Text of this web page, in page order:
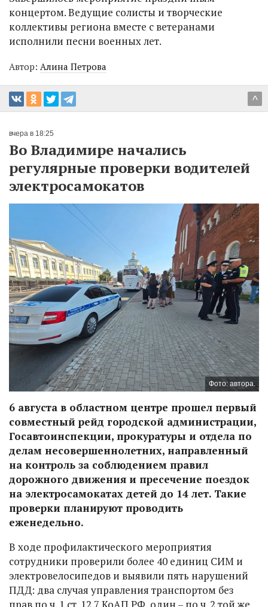
концертом. Ведущие солисты и творческие
коллективы региона вместе с ветеранами
исполнили песни военных лет.
Автор: Алина Петрова
^
вчера в 18:25
Во Владимире начались
регулярные проверки водителей
электросамокатов
Фото: автора.
6 августа в областном центре прошел первый
совместный рейд городской администрации,
Госавтоинспекции, прокуратуры и отдела по
делам несовершеннолетних, направленный
на контроль за соблюдением правил
дорожного движения и пресечение поездок
на электросамокатах детей до 14 лет. Такие
проверки планируют проводить
еженедельно.
В ходе профилактического мероприятия
сотрудники проверили более 40 единиц СИМ и
электровелосипедов и выявили пять нарушений
ПДД: два случая управления транспортом без
прав по ч. 1 ст. 12.7 КоАП РФ, один – по ч. 2 той же